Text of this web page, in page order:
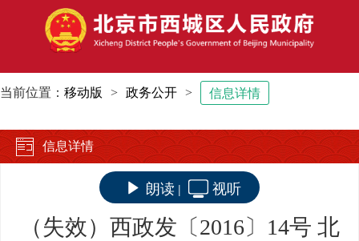
当前位置： 移动版 > 政务公开 > 信息详情
信息详情
朗读 | 视听
（失效）西政发〔2016〕14号 北